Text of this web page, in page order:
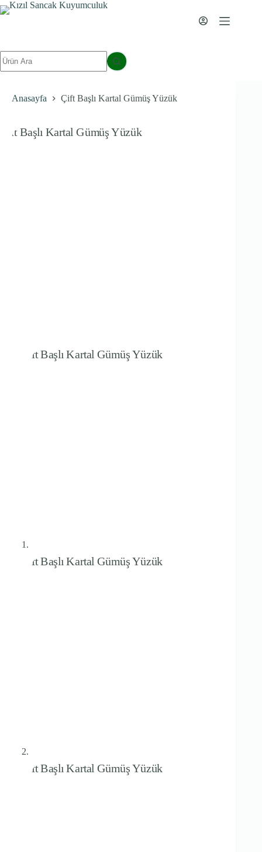
İçeriğe
geç
Sonuç
yok
Anasayfa Çift Başlı Kartal Gümüş Yüzük